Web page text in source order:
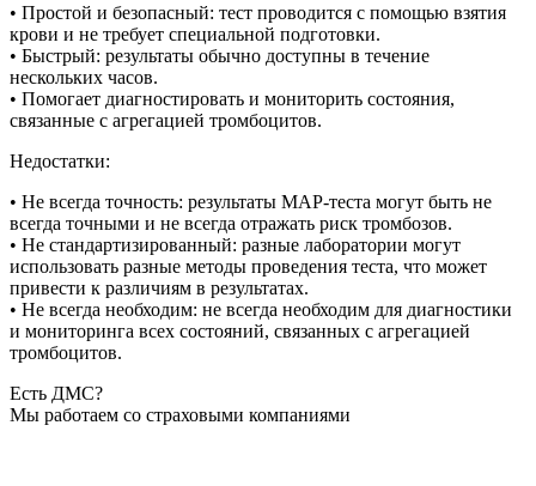
• Простой и безопасный: тест проводится с помощью взятия
крови и не требует специальной подготовки.
• Быстрый: результаты обычно доступны в течение
нескольких часов.
• Помогает диагностировать и мониторить состояния,
связанные с агрегацией тромбоцитов.
Недостатки:
• Не всегда точность: результаты МАР-теста могут быть не
всегда точными и не всегда отражать риск тромбозов.
• Не стандартизированный: разные лаборатории могут
использовать разные методы проведения теста, что может
привести к различиям в результатах.
• Не всегда необходим: не всегда необходим для диагностики
и мониторинга всех состояний, связанных с агрегацией
тромбоцитов.
Есть ДМС?
Мы работаем со страховыми компаниями